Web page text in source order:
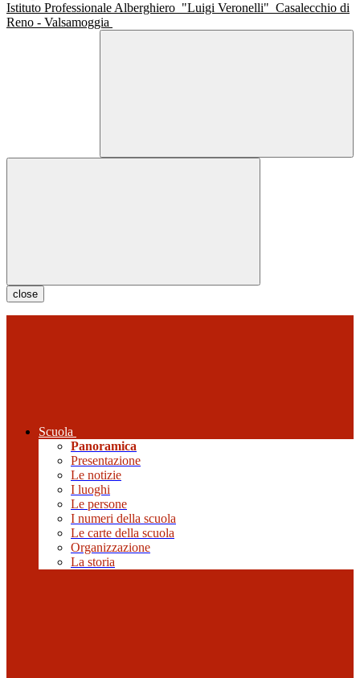
Istituto Professionale Alberghiero "Luigi Veronelli" Casalecchio di
Reno - Valsamoggia
close
Scuola
Panoramica
Presentazione
Le notizie
I luoghi
Le persone
I numeri della scuola
Le carte della scuola
Organizzazione
La storia